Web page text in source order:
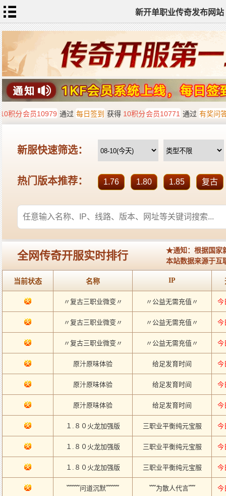
新开单职业传奇发布网站
网
站
首
页
单
职
业
传
奇
迷
失
传
奇
神
器
单
职
业
打
金
传
奇
sf
新
开
单
职
业
传
奇
全
站
标
签